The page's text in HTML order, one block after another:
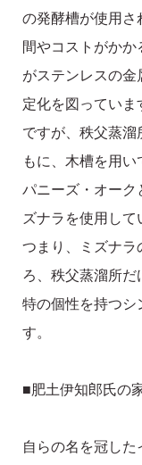
の発酵槽が使用
間やコストがか
がステンレスの
定化を図っていま
ですが、秩父蒸溜
もに、木槽を用
パニーズ・オーク
ズナラを使用して
つまり、ミズナラ
ろ、秩父蒸溜所
特の個性を持つ
す。
■肥土伊知郎氏の
自らの名を冠し